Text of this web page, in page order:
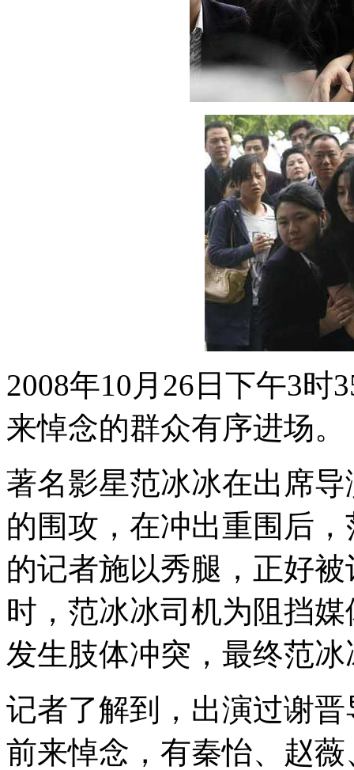
2008年10月26日下午3时
来悼念的群众有序进场。
著名影星范冰冰在出席
的围攻，在冲出重围后
的记者施以秀腿，正好
时，范冰冰司机为阻挡
发生肢体冲突，最终范
记者了解到，出演过谢
前来悼念，有秦怡、赵